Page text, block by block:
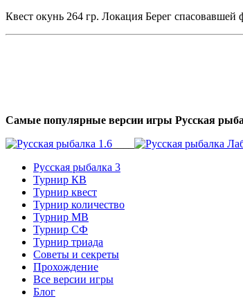
Квест окунь 264 гр. Локация Берег
Самые популярные версии игры Русская
Русская рыбалка 3
Турнир КВ
Турнир квест
Турнир количество
Турнир МВ
Турнир СФ
Турнир триада
Советы и секреты
Прохождение
Все версии игры
Блог